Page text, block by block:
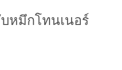
หมึกโทนเนอร์